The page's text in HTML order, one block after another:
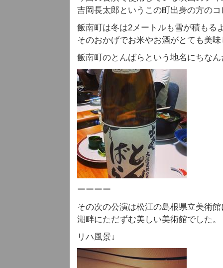
吉岡長太郎というこの町出身の方の
飯南町は冬は2メートルも雪が積もる
そのおかげでお米やお酒がとても美
飯南町のとんばらという地名にちな
ーーーー
その次の公演は松江の島根県立美術
湖畔にただずむ美しい美術館でした。
リハ風景↓